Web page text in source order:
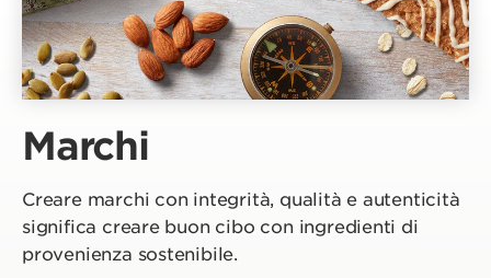
Marchi
Creare marchi con integrità, qualità e autenticità
significa creare buon cibo con ingredienti di
provenienza sostenibile.